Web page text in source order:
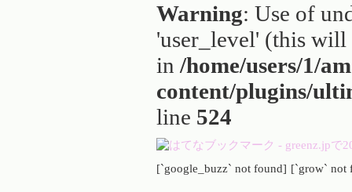
Warning: Use of
'user_level' (this
in /home/users/1/
content/plugins/
line 524
[`google_buzz` not found] [`grow` not